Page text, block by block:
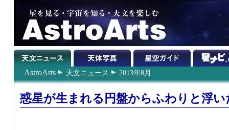
AstroArts 天文ニュース 2013年8月
惑星が生まれる円盤からふわりと浮